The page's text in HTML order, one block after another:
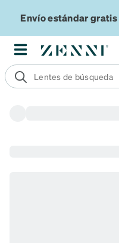
Envío estándar gratis